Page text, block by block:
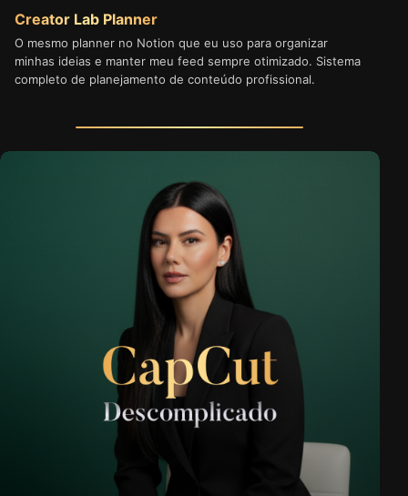
Creator Lab Planner
O mesmo planner no Notion que eu uso para organizar
minhas ideias e manter meu feed sempre otimizado. Sistema
completo de planejamento de conteúdo profissional.